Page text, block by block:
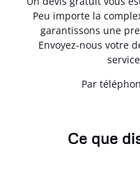
Peu importe la
garantissons une
Envoyez-nous votre
Par
Ce que